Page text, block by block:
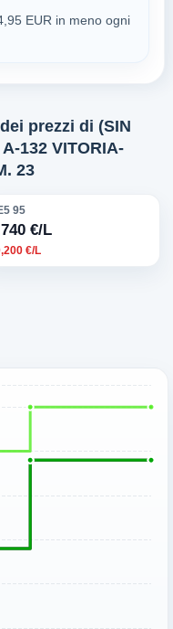
EUR in meno ogni
prezzi di (SIN
132 VITORIA-
23
95
€/L
€/L